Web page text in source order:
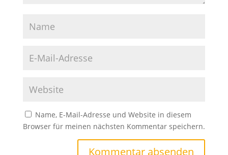
Name, E-Mail-Adresse und Website in diesem
Browser für meinen nächsten Kommentar speichern.